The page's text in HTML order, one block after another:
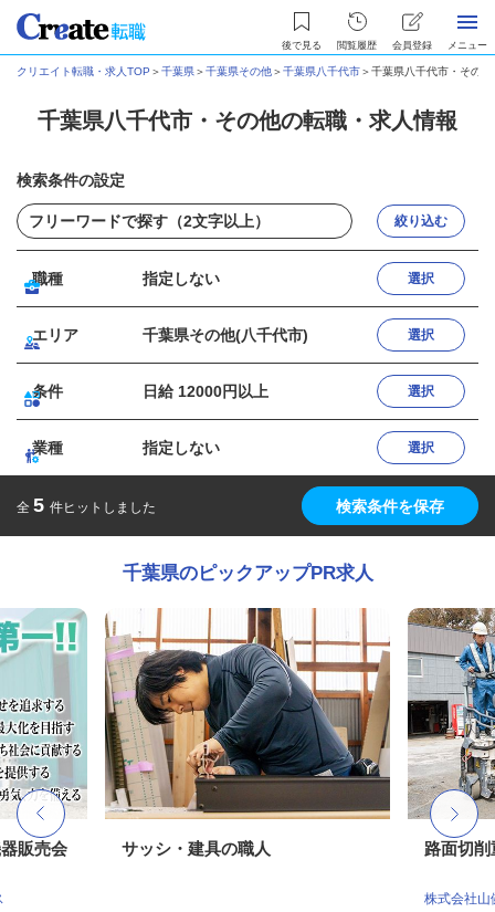
後で見る 閲覧履歴 会員登録 メニュー
クリエイト転職・求人TOP ＞千葉県＞千葉県その他＞千葉県八千代市＞千葉県八千代市・その
千葉県八千代市・その他の転職・求人情報
検索条件の設定
絞り込む
職種 指定しない 選択
エリア 千葉県その他(八千代市) 選択
条件 日給 12000円以上 選択
業種 指定しない 選択
全 5 件ヒットしました 検索条件を保存
千葉県のピックアップPR求人
販売会 サッシ・建具の職人 路面切
株式会社山